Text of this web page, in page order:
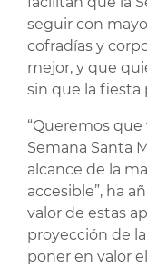
seguir con
cofradías y
mejor, y que
sin que la fiesta
“Queremos
Semana Santa
alcance de la
accesible”, ha
valor de estas
proyección de
poner en valor